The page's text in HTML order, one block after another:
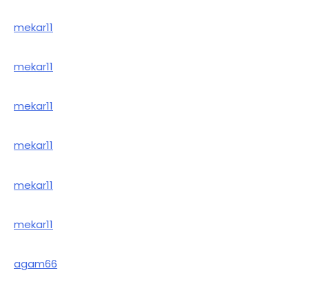
mekar11
mekar11
mekar11
mekar11
mekar11
mekar11
agam66